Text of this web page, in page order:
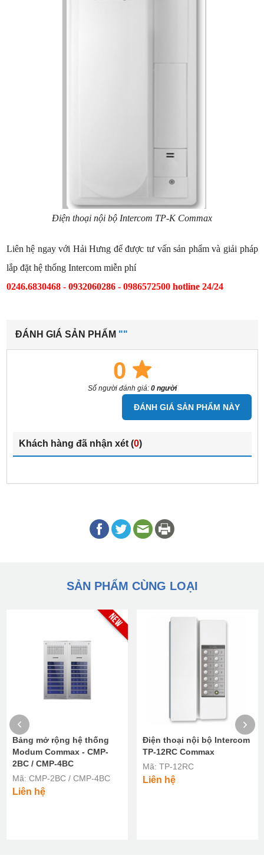
Điện thoại nội bộ Intercom TP-K Commax
Liên hệ ngay với Hải Hưng để được tư vấn sản phẩm và giải pháp
lắp đặt hệ thống Intercom miễn phí
0246.6830468 - 0932060286 - 0986572500 hotline 24/24
ĐÁNH GIÁ SẢN PHẨM ""
0
Số người đánh giá: 0 người
ĐÁNH GIÁ SẢN PHẨM NÀY
Khách hàng đã nhận xét (0)
SẢN PHẨM CÙNG LOẠI
Bảng mở rộng hệ thống
Modum Commax - CMP-
2BC / CMP-4BC
Mã: CMP-2BC / CMP-4BC
Liên hệ
Điện thoại nội bộ Intercom
TP-12RC Commax
Mã: TP-12RC
Liên hệ